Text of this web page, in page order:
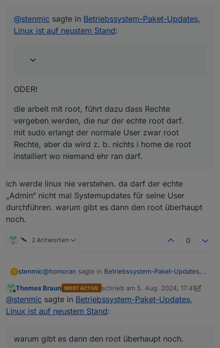
die arbeit mit root, führt dazu dass Rechte vergeben
werden, die nur der echte root darf.
mit sudo erlangt der normale User zwar root Rechte,
@stenmic sagte in Betriebssystem-Paket-Updates,
Linux ist auf neustem Stand:
ODER!
die arbeit mit root, führt dazu dass Rechte
vergeben werden, die nur der echte root darf.
mit sudo erlangt der normale User zwar root
Rechte, aber da wird z. b. nichts i home de root
installiert wo niemand ehr ran darf.
ich werde linux nie verstehen. da darf der echte
„Admin“ nicht mal Systemupdates für seine User
durchführen. warum gibt es dann den root überhaupt
noch.
2 Antworten 0
S stenmic@homoran sagte in Betriebssystem-Paket-Updates,
@stenmicsagte inBetriebssystem-Paket-
Updates, Linux ist auf neustem Stand
Ergebnis führen, oder?
ich werde linux nie verstehen. da darf der echte
durchführen. warum gibt es dann den root überhaupt
noch.
Online
Thomas Braun MOST ACTIVE schrieb am 5. Aug. 2024, 17:41
zuletzt editiert von Thomas Braun
@stenmic sagte in Betriebssystem-Paket-Updates,
Linux ist auf neustem Stand:
warum gibt es dann den root überhaupt noch.